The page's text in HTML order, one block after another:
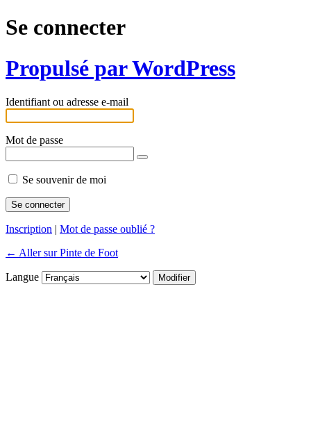
Se connecter
Propulsé par WordPress
Identifiant ou adresse e-mail
Mot de passe
Se souvenir de moi
Inscription | Mot de passe oublié ?
← Aller sur Pinte de Foot
Langue